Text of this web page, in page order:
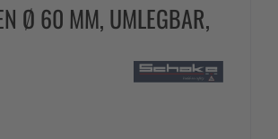
Ø 60 MM, UMLEGBAR,